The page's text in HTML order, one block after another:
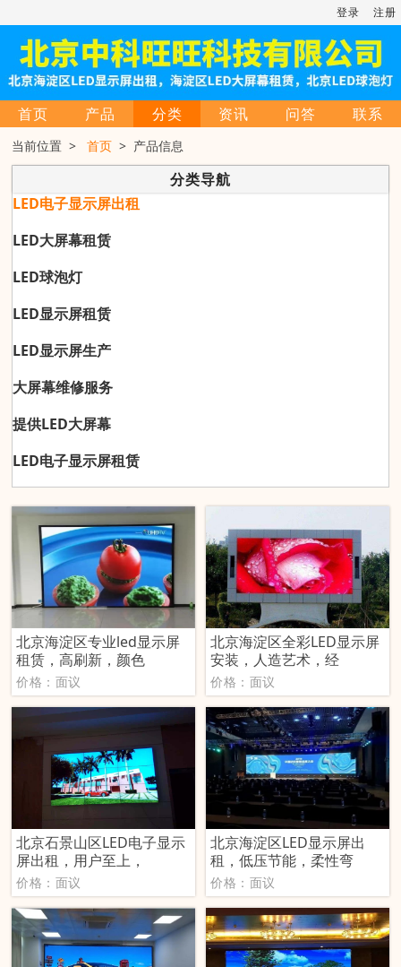
登录 注册
首页 产品 分类 资讯 问答 联系
当前位置 >首页 > 产品信息
分类导航
LED电子显示屏出租
LED大屏幕租赁
LED球泡灯
LED显示屏租赁
LED显示屏生产
大屏幕维修服务
提供LED大屏幕
LED电子显示屏租赁
北京海淀区专业led显示屏
租赁，高刷新，颜色
价格：面议
北京海淀区全彩LED显示屏
安装，人造艺术，经
价格：面议
北京石景山区LED电子显示
屏出租，用户至上，
价格：面议
北京海淀区LED显示屏出
租，低压节能，柔性弯
价格：面议